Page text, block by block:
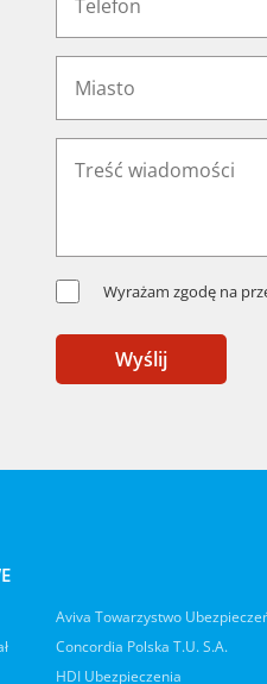
Wyrażam zgodę na
Wyślij
Aviva Towarzystwo
Concordia Polska T.U. S.A.
HDI Ubezpieczenia